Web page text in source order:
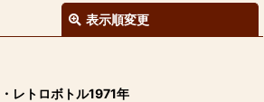
表示順変更
レトロボトル1971年